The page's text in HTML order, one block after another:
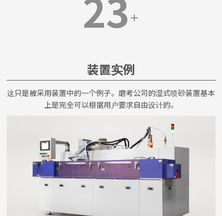
＋
装置实例
这只是被采用装置中的一个例子。磨考公司的湿式喷砂装置基本
上是完全可以根据用户要求自由设计的。